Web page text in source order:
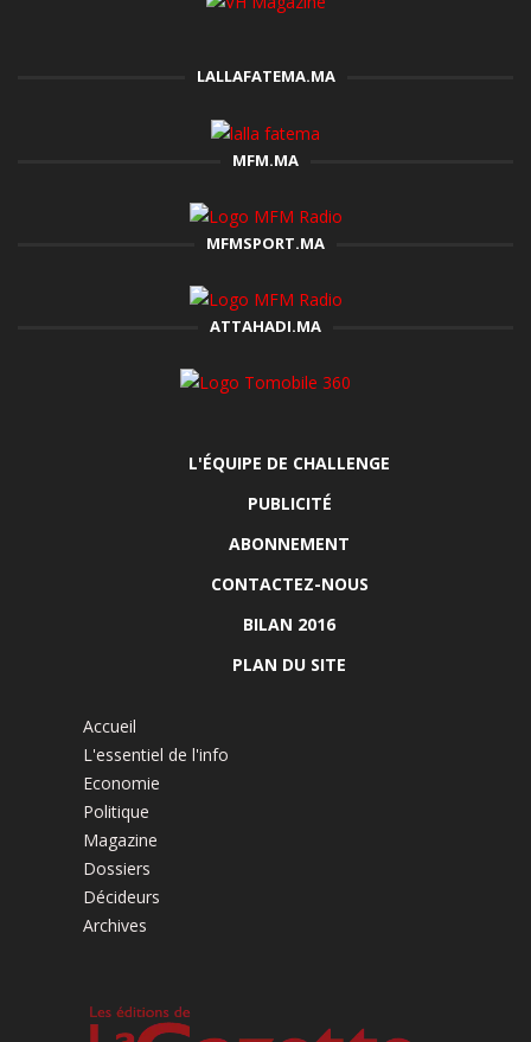
LALLAFATEMA.MA
MFM.MA
MFMSPORT.MA
ATTAHADI.MA
L'ÉQUIPE DE CHALLENGE
PUBLICITÉ
ABONNEMENT
CONTACTEZ-NOUS
BILAN 2016
PLAN DU SITE
Accueil
L'essentiel de l'info
Economie
Politique
Magazine
Dossiers
Décideurs
Archives